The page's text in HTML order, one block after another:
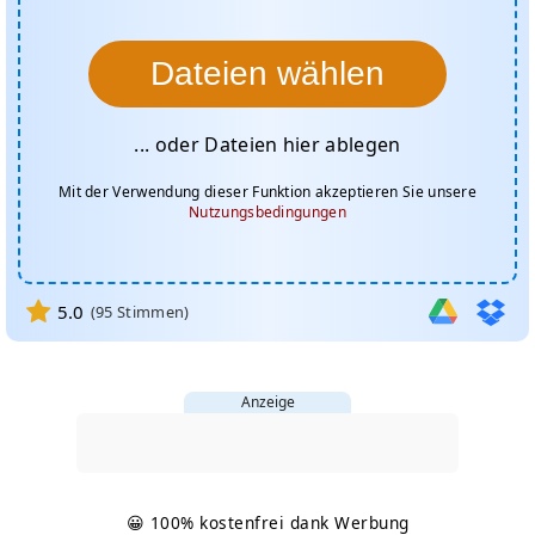
Dateien wählen
... oder Dateien hier ablegen
Mit der Verwendung dieser Funktion akzeptieren Sie unsere
Nutzungsbedingungen
5.0 (95 Stimmen)
Anzeige
😀 100% kostenfrei dank Werbung